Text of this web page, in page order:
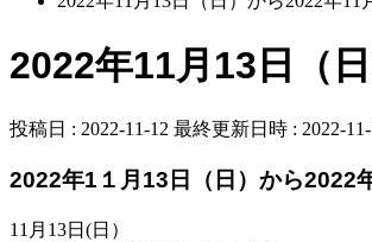
2022年11月13日（
投稿日 : 2022-11-12 最終更新日時 : 2022-
2022年1１月13日（日）から2022
11月13日(日）